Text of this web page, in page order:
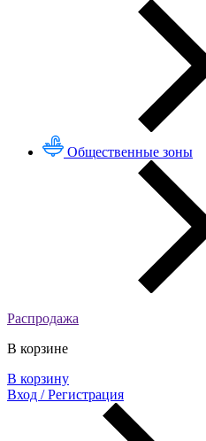
Общественные зоны
Распродажа
В корзине
В корзину
Вход / Регистрация